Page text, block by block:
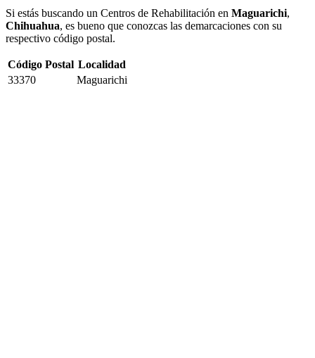
Si estás buscando un Centros de Rehabilitación en Maguarichi,
Chihuahua, es bueno que conozcas las demarcaciones con su
respectivo código postal.
Código Postal Localidad
33370
Maguarichi